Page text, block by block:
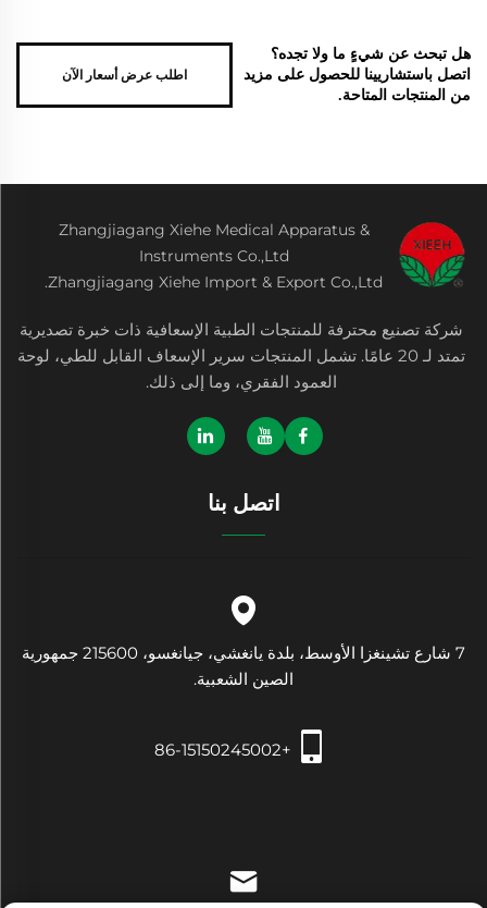
هل تبحث عن شيءٍ ما ولا تجده؟
اتصل باستشاريينا للحصول على مزيد
من المنتجات المتاحة.
اطلب عرض أسعار الآن
Zhangjiagang Xiehe Medical Apparatus &
Instruments Co.,Ltd
Zhangjiagang Xiehe Import & Export Co.,Ltd.
شركة تصنيع محترفة للمنتجات الطبية الإسعافية ذات خبرة تصديرية
تمتد لـ 20 عامًا. تشمل المنتجات سرير الإسعاف القابل للطي، لوحة
العمود الفقري، وما إلى ذلك.
اتصل بنا
7 شارع تشينغزا الأوسط، بلدة يانغشي، جيانغسو، 215600 جمهورية
الصين الشعبية.
+86-15150245002